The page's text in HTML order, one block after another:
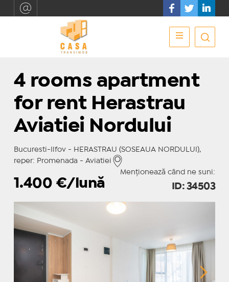
4 rooms apartment
for rent Herastrau
Aviatiei Nordului
Bucuresti-Ilfov - HERASTRAU (SOSEAUA NORDULUI),
reper: Promenada - Aviatiei
Menționează când ne suni:
1.400 €/lună ID: 34503